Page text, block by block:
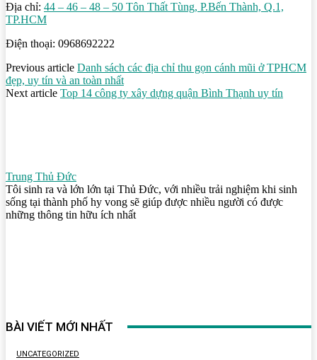
Địa chỉ: 44 – 46 – 48 – 50 Tôn Thất Tùng, P.Bến Thành, Q.1,
TP.HCM
Điện thoại: 0968692222
Previous article Danh sách các địa chỉ thu gọn cánh mũi ở TPHCM
đẹp, uy tín và an toàn nhất
Next article Top 14 công ty xây dựng quận Bình Thạnh uy tín
Trung Thủ Đức
Tôi sinh ra và lớn lớn tại Thủ Đức, với nhiều trải nghiệm khi sinh
sống tại thành phố hy vong sẽ giúp được nhiều người có được
những thông tin hữu ích nhất
BÀI VIẾT MỚI NHẤT
UNCATEGORIZED